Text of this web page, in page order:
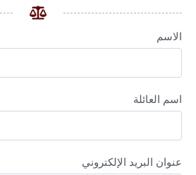
الاسم
اسم العائلة
عنوان البريد الإلكتروني